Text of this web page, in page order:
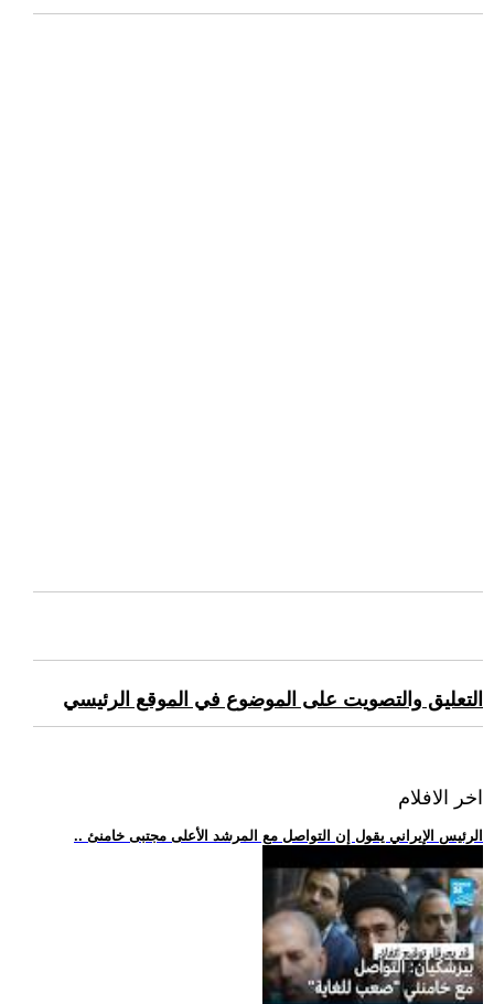
التعليق والتصويت على الموضوع في الموقع الرئيسي
اخر الافلام
.. الرئيس الإيراني يقول إن التواصل مع المرشد الأعلى مجتبى خامنئ